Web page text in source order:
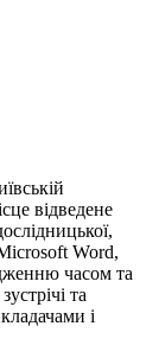
відведене
Word,
часом та
та
і